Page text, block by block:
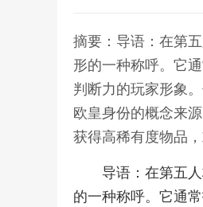
摘要：导语：在第
形的一种称呼。它
判断力的玩家形象
欧皇身份的概念来
获得高稀有度物品
导语：在第五
的一种称呼。它通